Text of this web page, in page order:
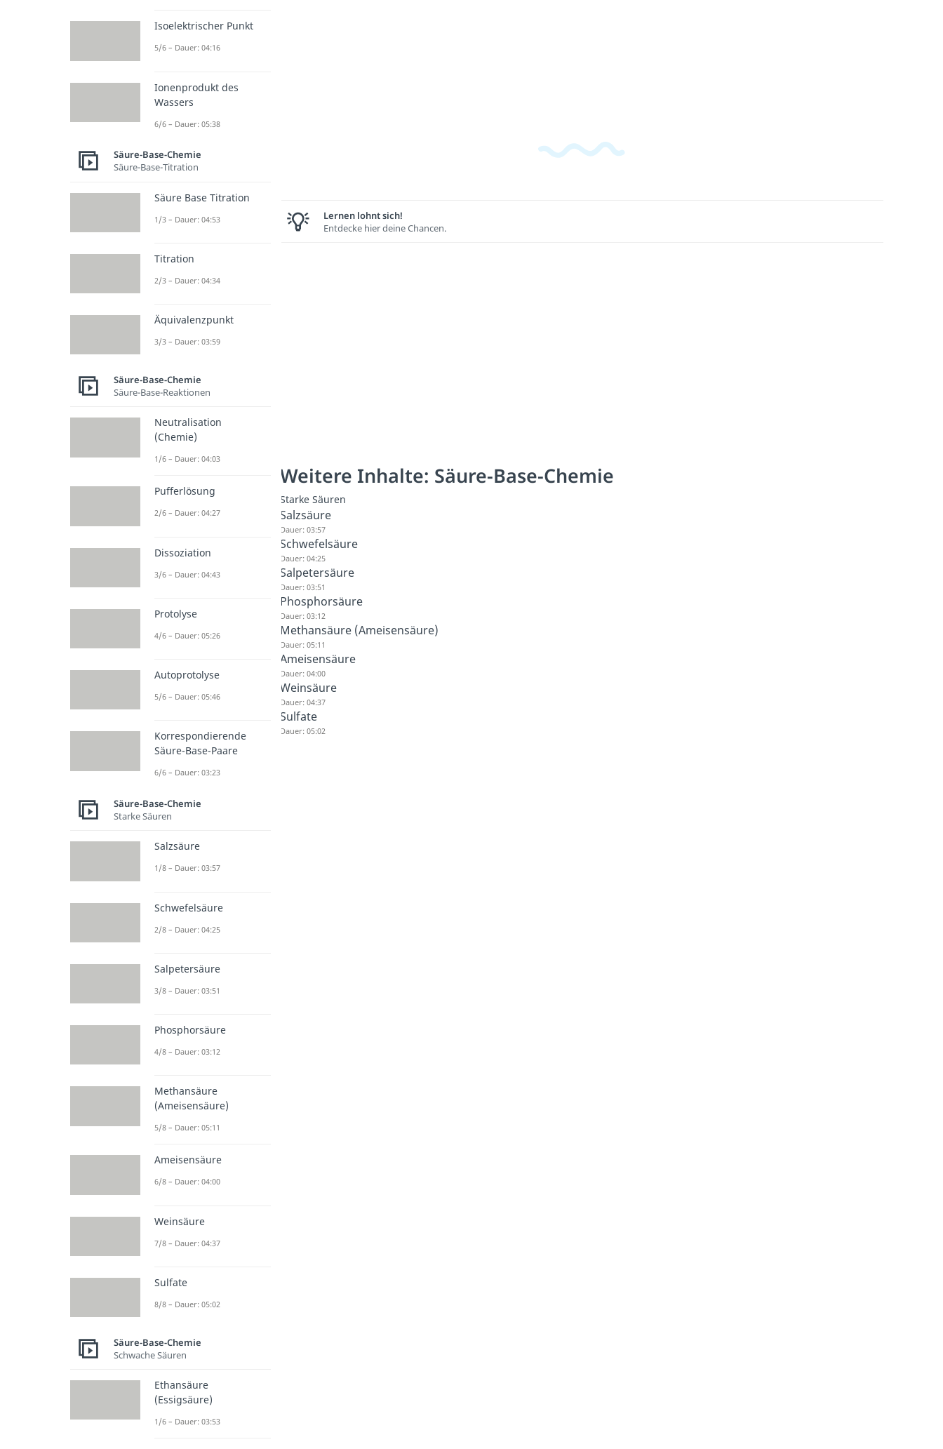
Lernen lohnt sich!
Entdecke hier deine Chancen.
Weitere Inhalte: Säure-Base-Chemie
Starke Säuren
Salzsäure
Dauer: 03:57
Schwefelsäure
Dauer: 04:25
Salpetersäure
Dauer: 03:51
Phosphorsäure
Dauer: 03:12
Methansäure (Ameisensäure)
Dauer: 05:11
Ameisensäure
Dauer: 04:00
Weinsäure
Dauer: 04:37
Sulfate
Dauer: 05:02
Isoelektrischer Punkt
5/6 – Dauer: 04:16
Ionenprodukt des
Wassers
6/6 – Dauer: 05:38
Säure-Base-Chemie
Säure-Base-Titration
Säure Base Titration
1/3 – Dauer: 04:53
Titration
2/3 – Dauer: 04:34
Äquivalenzpunkt
3/3 – Dauer: 03:59
Säure-Base-Chemie
Säure-Base-Reaktionen
Neutralisation
(Chemie)
1/6 – Dauer: 04:03
Pufferlösung
2/6 – Dauer: 04:27
Dissoziation
3/6 – Dauer: 04:43
Protolyse
4/6 – Dauer: 05:26
Autoprotolyse
5/6 – Dauer: 05:46
Korrespondierende
Säure-Base-Paare
6/6 – Dauer: 03:23
Säure-Base-Chemie
Starke Säuren
Salzsäure
1/8 – Dauer: 03:57
Schwefelsäure
2/8 – Dauer: 04:25
Salpetersäure
3/8 – Dauer: 03:51
Phosphorsäure
4/8 – Dauer: 03:12
Methansäure
(Ameisensäure)
5/8 – Dauer: 05:11
Ameisensäure
6/8 – Dauer: 04:00
Weinsäure
7/8 – Dauer: 04:37
Sulfate
8/8 – Dauer: 05:02
Säure-Base-Chemie
Schwache Säuren
Ethansäure
(Essigsäure)
1/6 – Dauer: 03:53